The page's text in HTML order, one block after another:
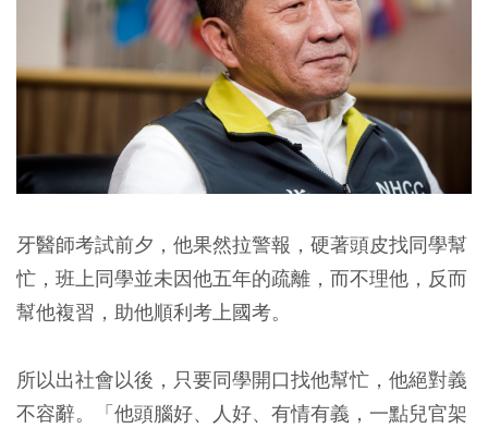
牙醫師考試前夕，他果然拉警報，硬著頭皮找同學幫
忙，班上同學並未因他五年的疏離，而不理他，反而
幫他複習，助他順利考上國考。
所以出社會以後，只要同學開口找他幫忙，他絕對義
不容辭。
「他頭腦好、人好、有情有義，一點兒官架